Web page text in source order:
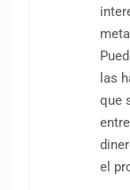
las
que
el